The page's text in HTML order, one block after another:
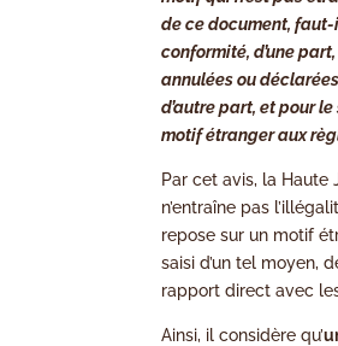
de ce document,
conformité, d’une
annulées ou
d’autre part, et pour
motif étranger aux
Par cet avis, la Haute
n’entraîne pas
repose sur un motif
saisi d’un tel moyen,
rapport direct avec
Ainsi, il considère qu’